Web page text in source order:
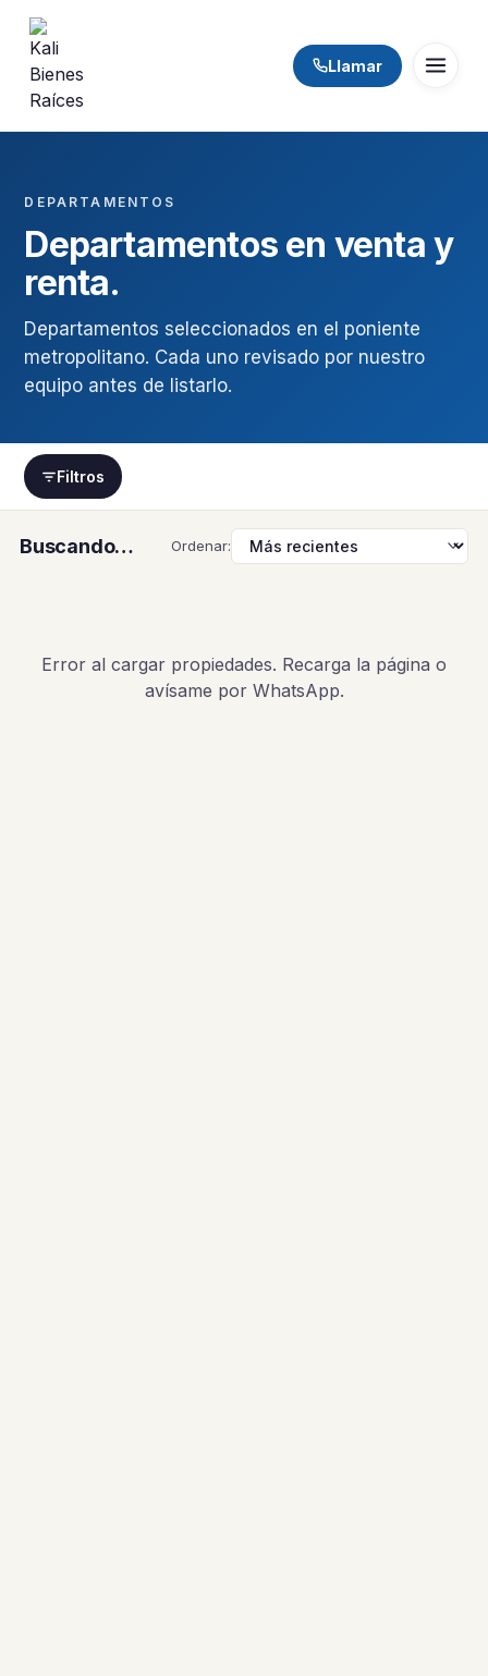
Llamar
DEPARTAMENTOS
Departamentos en venta y
renta.
Departamentos seleccionados en el poniente
metropolitano. Cada uno revisado por nuestro
equipo antes de listarlo.
Filtros
Buscando… Ordenar:
Error al cargar propiedades. Recarga la página o
avísame por WhatsApp.